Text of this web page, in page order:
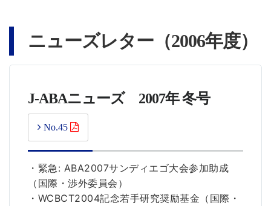
ニューズレター（2006年度）
J-ABAニューズ 2007年 冬号
No.45
・緊急: ABA2007サンディエゴ大会参加助成
（国際・渉外委員会）
・WCBCT2004記念若手研究奨励基金（国際・